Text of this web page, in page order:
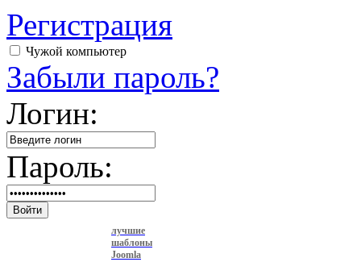
Регистрация
Чужой компьютер
Забыли пароль?
Логин:
Пароль:
Войти
лучшие
шаблоны
Joomla